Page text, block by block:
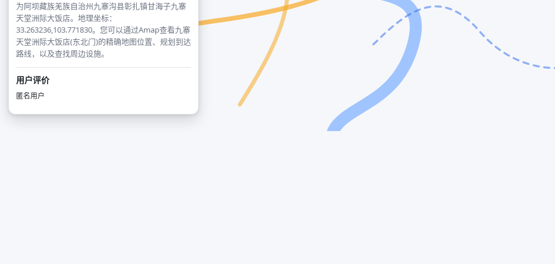
为阿坝藏族羌族自治州九寨沟县彰扎镇甘海子九寨
天堂洲际大饭店。地理坐标：
33.263236,103.771830。您可以通过Amap查看九寨
天堂洲际大饭店(东北门)的精确地图位置、规划到达
路线，以及查找周边设施。
用户评价
匿名用户